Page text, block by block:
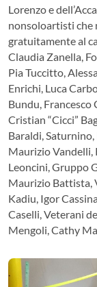
Lorenzo e
nonsoloartisti che
gratuitamente al
Claudia Zanella,
Pia Tuccitto,
Enrichi, Luca
Bundu, Francesco
Cristian “Cicci”
Baraldi,
Maurizio Vandelli,
Leoncini, Gruppo
Maurizio Battista,
Kadiu, Igor
Caselli, Veterani
Mengoli, Cathy